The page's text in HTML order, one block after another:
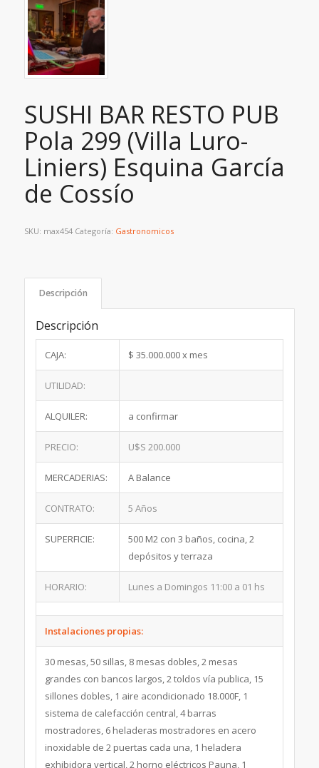
SUSHI BAR RESTO PUB
Pola 299 (Villa Luro-
Liniers) Esquina García
de Cossío
SKU: max454 Categoría: Gastronomicos
Descripción
Descripción
CAJA: $ 35.000.000 x mes
UTILIDAD:
ALQUILER: a confirmar
PRECIO: U$S 200.000
MERCADERIAS: A Balance
CONTRATO: 5 Años
SUPERFICIE:
500 M2 con 3 baños, cocina, 2
depósitos y terraza
HORARIO: Lunes a Domingos 11:00 a 01 hs
Instalaciones propias:
30 mesas, 50 sillas, 8 mesas dobles, 2 mesas
grandes con bancos largos, 2 toldos vía publica, 15
sillones dobles, 1 aire acondicionado 18.000F, 1
sistema de calefacción central, 4 barras
mostradores, 6 heladeras mostradores en acero
inoxidable de 2 puertas cada una, 1 heladera
exhibidora vertical, 2 horno eléctricos Pauna, 1